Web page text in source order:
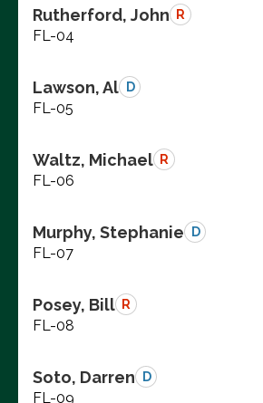
Rutherford, John R
FL-04
Lawson, Al D
FL-05
Waltz, Michael R
FL-06
Murphy, Stephanie D
FL-07
Posey, Bill R
FL-08
Soto, Darren D
FL-09